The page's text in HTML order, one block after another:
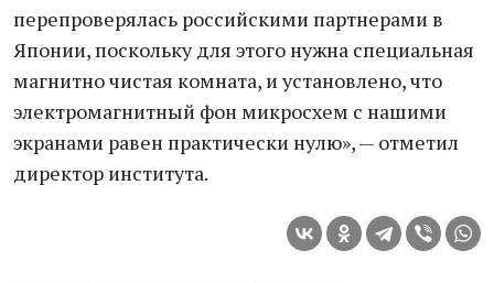
перепроверялась российскими партнерами в
Японии, поскольку для этого нужна специальная
магнитно чистая комната, и установлено, что
электромагнитный фон микросхем с нашими
экранами равен практически нулю», — отметил
директор института.